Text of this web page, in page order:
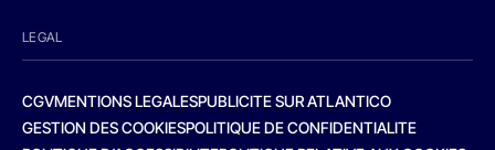
LEGAL
CGVMENTIONS LEGALESPUBLICITE SUR ATLANTICO
GESTION DES COOKIESPOLITIQUE DE CONFIDENTIALITE